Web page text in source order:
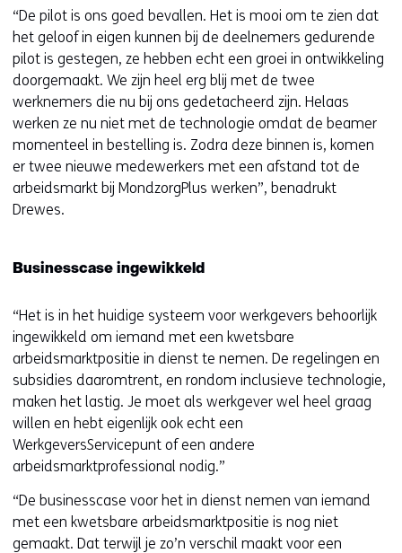
a
a
r
e
e
n
a
n
d
b
s
t
e
“De pilot is ons goed bevallen. Het is mooi om te zien dat
het geloof in eigen kunnen bij de deelnemers gedurende
pilot is gestegen, ze hebben echt een groei in ontwikkeling
doorgemaakt. We zijn heel erg blij met de twee
werknemers die nu bij ons gedetacheerd zijn. Helaas
werken ze nu niet met de technologie omdat de beamer
momenteel in bestelling is. Zodra deze binnen is, komen
er twee nieuwe medewerkers met een afstand tot de
arbeidsmarkt bij MondzorgPlus werken”, benadrukt
Drewes.
Businesscase ingewikkeld
“Het is in het huidige systeem voor werkgevers behoorlijk
ingewikkeld om iemand met een kwetsbare
arbeidsmarktpositie in dienst te nemen. De regelingen en
subsidies daaromtrent, en rondom inclusieve technologie,
maken het lastig. Je moet als werkgever wel heel graag
willen en hebt eigenlijk ook echt een
WerkgeversServicepunt of een andere
arbeidsmarktprofessional nodig.”
“De businesscase voor het in dienst nemen van iemand
met een kwetsbare arbeidsmarktpositie is nog niet
gemaakt. Dat terwijl je zo’n verschil maakt voor een